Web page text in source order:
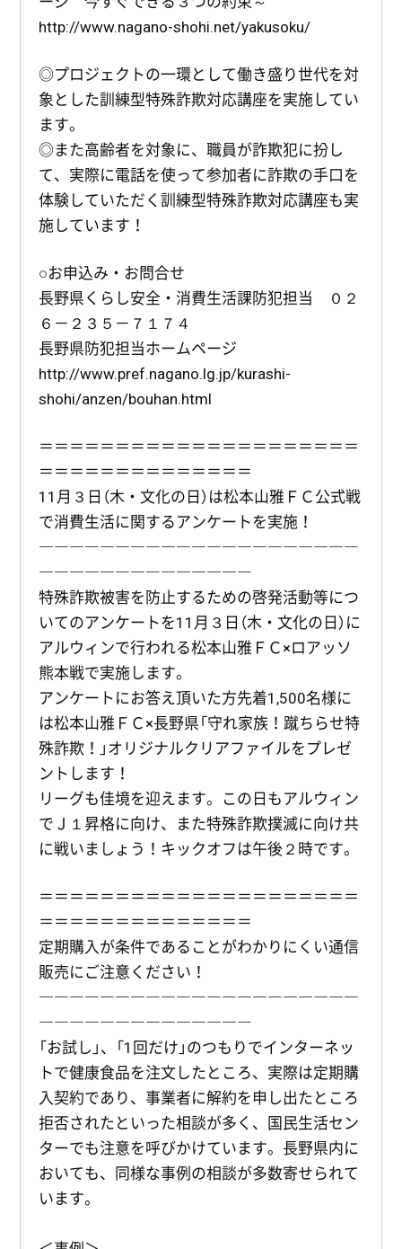
http://www.nagano-shohi.net/yakusoku/
◎プロジェクトの一環として働き盛り世代を対
象とした訓練型特殊詐欺対応講座を実施してい
ます。
◎また高齢者を対象に、職員が詐欺犯に扮し
て、実際に電話を使って参加者に詐欺の手口を
体験していただく訓練型特殊詐欺対応講座も実
施しています！
○お申込み・お問合せ
長野県くらし安全・消費生活課防犯担当 ０２
６－２３５－７１７４
長野県防犯担当ホームページ
http://www.pref.nagano.lg.jp/kurashi-
shohi/anzen/bouhan.html
＝＝＝＝＝＝＝＝＝＝＝＝＝＝＝＝＝＝＝＝＝
＝＝＝＝＝＝＝＝＝＝＝＝＝＝
11月３日（木・文化の日）は松本山雅ＦＣ公式戦
で消費生活に関するアンケートを実施！
―――――――――――――――――――――
――――――――――――――
特殊詐欺被害を防止するための啓発活動等につ
いてのアンケートを11月３日（木・文化の日）に
アルウィンで行われる松本山雅ＦＣ×ロアッソ
熊本戦で実施します。
アンケートにお答え頂いた方先着1,500名様に
は松本山雅ＦＣ×長野県「守れ家族！蹴ちらせ特
殊詐欺！」オリジナルクリアファイルをプレゼ
ントします！
リーグも佳境を迎えます。この日もアルウィン
でＪ１昇格に向け、また特殊詐欺撲滅に向け共
に戦いましょう！キックオフは午後２時です。
＝＝＝＝＝＝＝＝＝＝＝＝＝＝＝＝＝＝＝＝＝
＝＝＝＝＝＝＝＝＝＝＝＝＝＝
定期購入が条件であることがわかりにくい通信
販売にご注意ください！
―――――――――――――――――――――
――――――――――――――
「お試し」、「1回だけ」のつもりでインターネッ
トで健康食品を注文したところ、実際は定期購
入契約であり、事業者に解約を申し出たところ
拒否されたといった相談が多く、国民生活セン
ターでも注意を呼びかけています。長野県内に
おいても、同様な事例の相談が多数寄せられて
います。